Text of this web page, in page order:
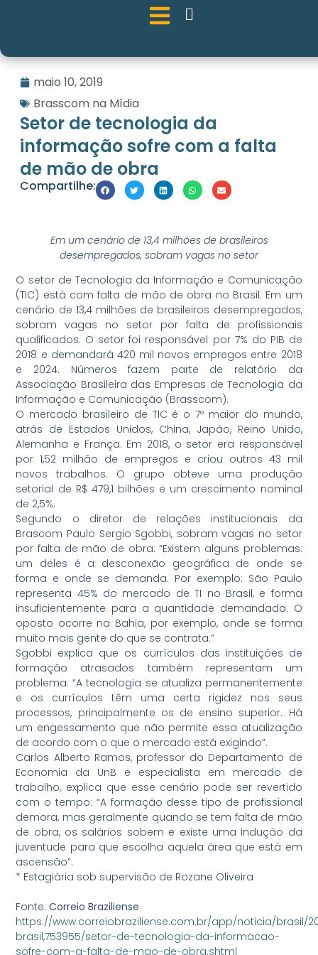
maio 10, 2019
Brasscom na Mídia
Setor de tecnologia da
informação sofre com a falta
de mão de obra
Compartilhe:
Em um cenário de 13,4 milhões de brasileiros
desempregados, sobram vagas no setor
O setor de Tecnologia da Informação e Comunicação
(TIC) está com falta de mão de obra no Brasil. Em um
cenário de 13,4 milhões de brasileiros desempregados,
sobram vagas no setor por falta de profissionais
qualificados. O setor foi responsável por 7% do PIB de
2018 e demandará 420 mil novos empregos entre 2018
e 2024. Números fazem parte de relatório da
Associação Brasileira das Empresas de Tecnologia da
Informação e Comunicação (Brasscom).
O mercado brasileiro de TIC é o 7º maior do mundo,
atrás de Estados Unidos, China, Japão, Reino Unido,
Alemanha e França. Em 2018, o setor era responsável
por 1,52 milhão de empregos e criou outros 43 mil
novos trabalhos. O grupo obteve uma produção
setorial de R$ 479,1 bilhões e um crescimento nominal
de 2,5%.
Segundo o diretor de relações institucionais da
Brascom Paulo Sergio Sgobbi, sobram vagas no setor
por falta de mão de obra: “Existem alguns problemas:
um deles é a desconexão geográfica de onde se
forma e onde se demanda. Por exemplo: São Paulo
representa 45% do mercado de TI no Brasil, e forma
insuficientemente para a quantidade demandada. O
oposto ocorre na Bahia, por exemplo, onde se forma
muito mais gente do que se contrata.”
Sgobbi explica que os currículos das instituições de
formação atrasados também representam um
problema: “A tecnologia se atualiza permanentemente
e os currículos têm uma certa rigidez nos seus
processos, principalmente os de ensino superior. Há
um engessamento que não permite essa atualização
de acordo com o que o mercado está exigindo”.
Carlos Alberto Ramos, professor do Departamento de
Economia da UnB e especialista em mercado de
trabalho, explica que esse cenário pode ser revertido
com o tempo: “A formação desse tipo de profissional
demora, mas geralmente quando se tem falta de mão
de obra, os salários sobem e existe uma indução da
juventude para que escolha aquela área que está em
ascensão”.
* Estagiária sob supervisão de Rozane Oliveira
Fonte:Correio Braziliense
https://www.correiobraziliense.com.br/app/noticia/brasil/
brasil,753955/setor-de-tecnologia-da-informacao-
sofre-com-a-falta-de-mao-de-obra.shtml